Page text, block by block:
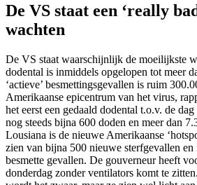
De VS staat een ‘really
wachten
De VS staat waarschijnlijk de moeilijkste
dodental is inmiddels opgelopen tot meer
‘actieve’ besmettingsgevallen is ruim
Amerikaanse epicentrum van het virus,
het eerst een gedaald dodental t.o.v. de
nog steeds bijna 600 doden en meer dan
Lousiana is de nieuwe Amerikaanse
zien van bijna 500 nieuwe sterfgevallen en
besmette gevallen. De gouverneur heeft
donderdag zonder ventilators komt te